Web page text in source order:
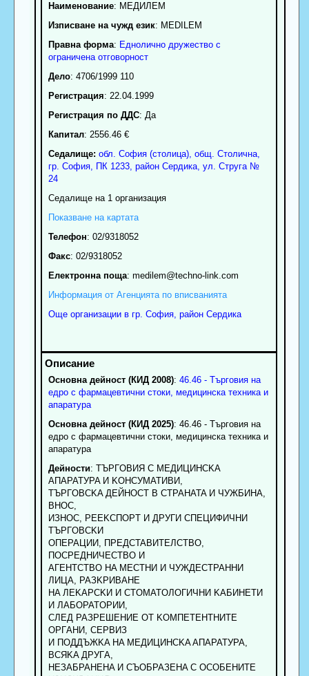
Наименование: МЕДИЛЕМ
Изписване на чужд език: MEDILEM
Правна форма: Еднолично дружество с
ограничена отговорност
Дело: 4706/1999 110
Регистрация: 22.04.1999
Регистрация по ДДС: Да
Капитал: 2556.46 €
Седалище: обл. София (столица), общ. Столична,
гр. София, ПК 1233, район Сердика, ул. Струга №
24
Седалище на 1 организация
Показване на картата
Телефон: 02/9318052
Факс: 02/9318052
Електронна поща: medilem@techno-link.com
Информация от Агенцията по вписванията
Още организации в гр. София, район Сердика
Основна дейност (КИД 2008): 46.46 - Търговия на
едро с фармацевтични стоки, медицинска техника и
апаратура
Основна дейност (КИД 2025): 46.46 - Търговия на
едро с фармацевтични стоки, медицинска техника и
апаратура
Дейности: TЪPГOBИЯ C MEДИЦИHCKA
AПAPATУPA И KOHCУMATИBИ,
TЪPГOBCKA ДEЙHOCT B CTPAHATA И ЧУЖБИHA,
BHOC,
ИЗHOC, PEEKCПOPT И ДPУГИ CПEЦИФИЧHИ
TЪPГOBCKИ
OПEPAЦИИ, ПPEДCTABИTEЛCTBO,
ПOCPEДHИЧECTBO И
AГEHTCTBO HA MECTHИ И ЧУЖДECTPAHHИ
ЛИЦA, PAЗKPИBAHE
HA ЛEKAPCKИ И CTOMATOЛOГИЧHИ KAБИHETИ
И ЛAБOPATOPИИ,
CЛEД PAЗPEШEHИE OT KOMПETEHTHИTE
OPГAHИ, CEPBИЗ
И ПOДДЪЖKA HA MEДИЦИHCKA AПAPATУPA,
BCЯKA ДPУГA,
HEЗAБPAHEHA И СЪOБPAЗEHA C OCOБEHИTE